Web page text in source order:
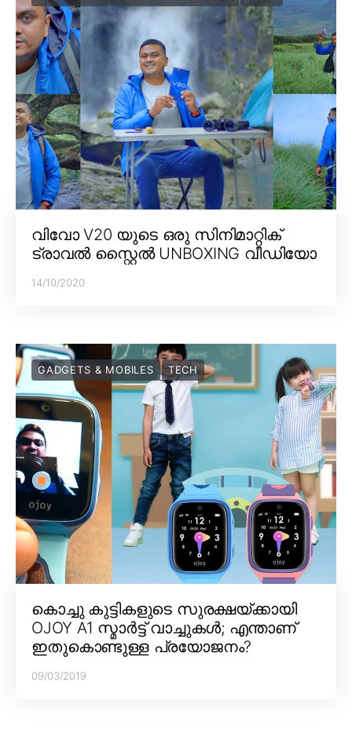
വിവോ V20 യുടെ ഒരു സിനിമാറ്റിക്
ട്രാവൽ സ്റ്റൈൽ UNBOXING വീഡിയോ
14/10/2020
GADGETS & MOBILES TECH
കൊച്ചു കുട്ടികളുടെ സുരക്ഷയ്ക്കായി
OJOY A1 സ്മാർട്ട് വാച്ചുകൾ; എന്താണ്
ഇതുകൊണ്ടുള്ള പ്രയോജനം?
09/03/2019